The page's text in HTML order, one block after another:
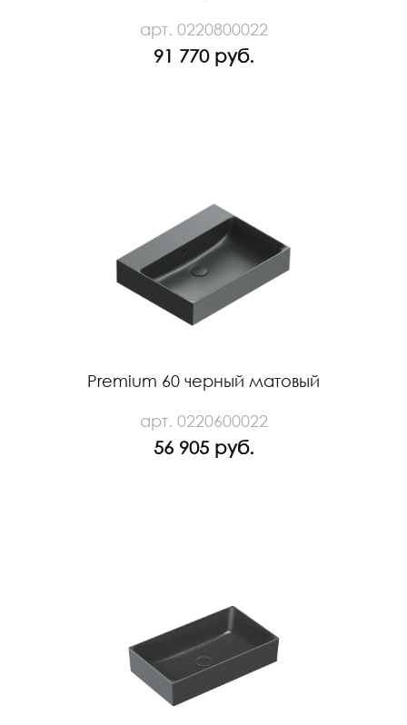
арт. 0220800022
91 770 руб.
Premium 60 черный матовый
арт. 0220600022
56 905 руб.